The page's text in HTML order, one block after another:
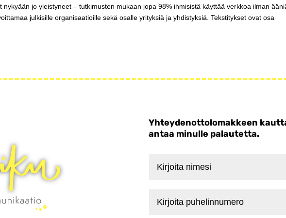
nykyään jo yleistyneet – tutkimusten mukaan jopa 98% ihmisistä käyttää verkkoa ilman
julkisille organisaatioille sekä osalle yrityksiä ja yhdistyksiä. Tekstitykset ovat osa
Yhteydenottolomakkeen
antaa minulle palautetta.
nimesi
puhelinnumero